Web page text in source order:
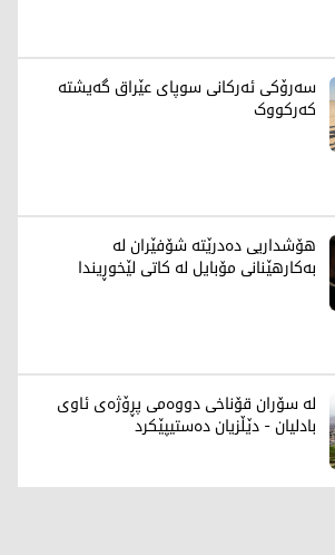
سەرۆکی ئەرکانی سوپای عێراق گەیشتە
کەرکووک
هۆشداریی دەدرێتە شۆفێران لە
بەکارهێنانی مۆبایل لە کاتی لێخوڕیندا
لە سۆران قۆناخی دووەمی پڕۆژەی ئاوی
بادلیان - دێڵزیان دەستیپێکرد